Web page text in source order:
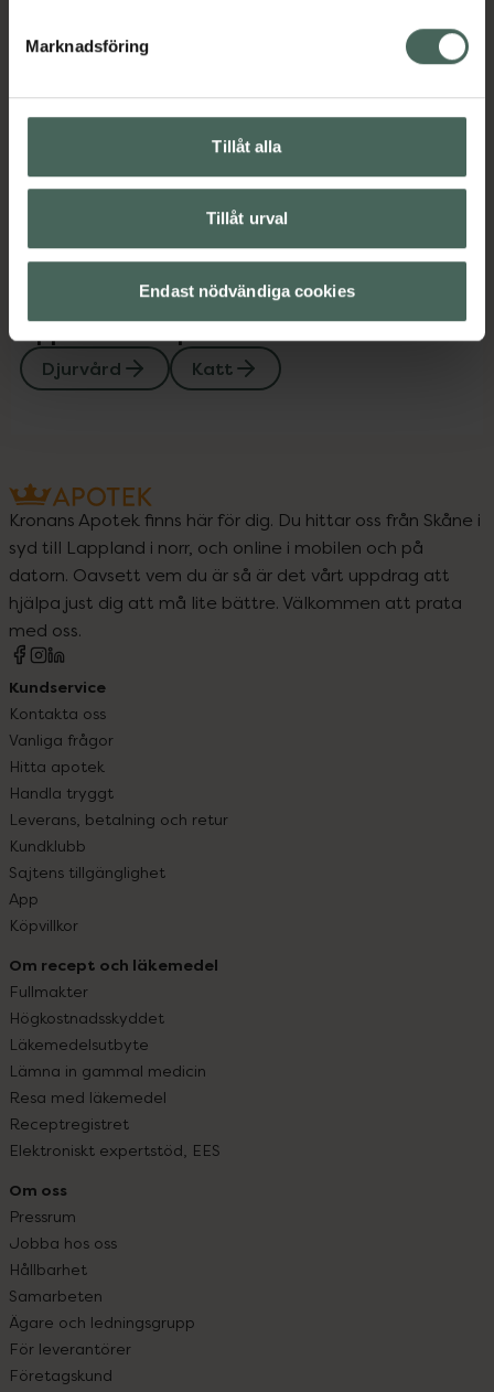
Marknadsföring
Tillåt alla
Tillåt urval
Endast nödvändiga cookies
Katt
Upptäck flera produkter inom
Djurvård Katt
Kronans Apotek finns här för dig. Du hittar oss från Skåne i
syd till Lappland i norr, och online i mobilen och på
datorn. Oavsett vem du är så är det vårt uppdrag att
hjälpa just dig att må lite bättre. Välkommen att prata
med oss.
Kundservice
Kontakta oss
Vanliga frågor
Hitta apotek
Handla tryggt
Leverans, betalning och retur
Kundklubb
Sajtens tillgänglighet
App
Köpvillkor
Om recept och läkemedel
Fullmakter
Högkostnadsskyddet
Läkemedelsutbyte
Lämna in gammal medicin
Resa med läkemedel
Receptregistret
Elektroniskt expertstöd, EES
Om oss
Pressrum
Jobba hos oss
Hållbarhet
Samarbeten
Ägare och ledningsgrupp
För leverantörer
Företagskund